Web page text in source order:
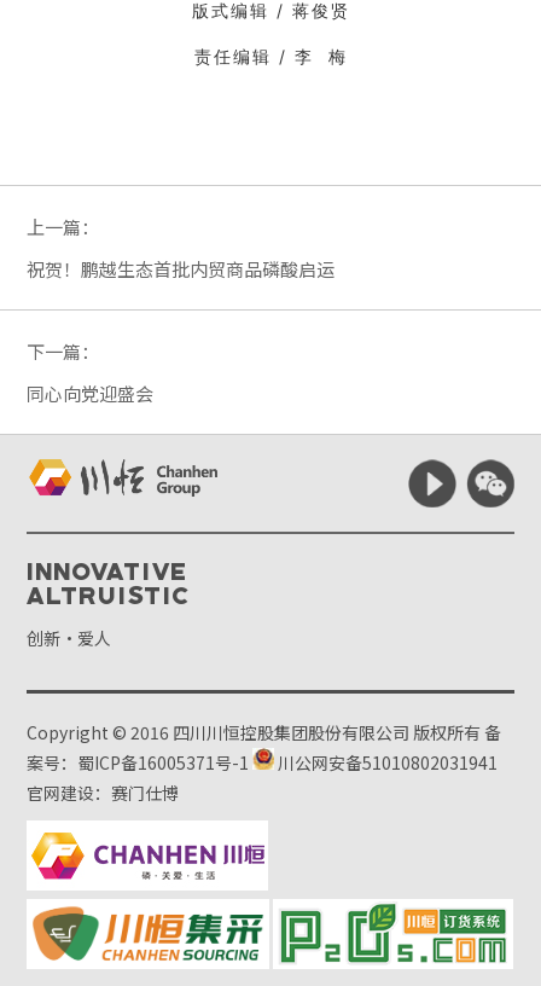
版式编辑 / 蒋俊贤
责任编辑 / 李 梅
上一篇：
祝贺！鹏越生态首批内贸商品磷酸启运
下一篇：
同心向党迎盛会
Innovative
Altruistic
创新·爱人
Copyright © 2016 四川川恒控股集团股份有限公司 版权所有备
案号：蜀ICP备16005371号-1
川公网安备51010802031941
官网建设：赛门仕博